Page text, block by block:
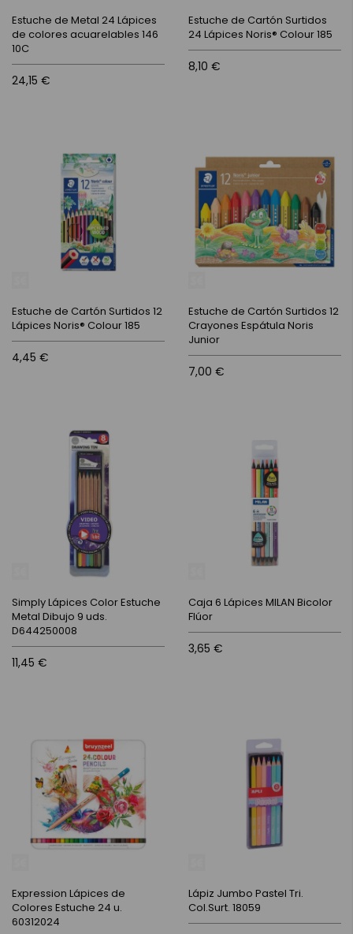
Estuche de Metal 24 Lápices
de colores acuarelables 146
10C
24,15 €
Estuche de Cartón Surtidos
24 Lápices Noris® Colour 185
8,10 €
Estuche de Cartón Surtidos 12
Lápices Noris® Colour 185
4,45 €
Estuche de Cartón Surtidos 12
Crayones Espátula Noris
Junior
7,00 €
Simply Lápices Color Estuche
Metal Dibujo 9 uds.
D644250008
11,45 €
Caja 6 Lápices MILAN Bicolor
Flúor
3,65 €
Expression Lápices de
Colores Estuche 24 u.
60312024
Lápiz Jumbo Pastel Tri.
Col.Surt. 18059